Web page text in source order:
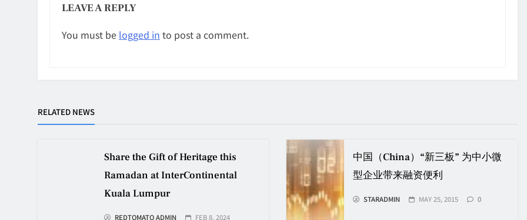
LEAVE A REPLY
You must be logged in to post a comment.
RELATED NEWS
Share the Gift of Heritage this
Ramadan at InterContinental
Kuala Lumpur
REDTOMATO ADMIN FEB 8, 2024
中国（China）“新三板” 为中小微
型企业带来融资便利
STARADMIN MAY 25, 2015 0